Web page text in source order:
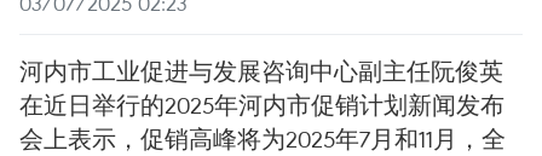
河内市工业促进与发展咨询中心副主任阮俊英
在近日举行的2025年河内市促销计划新闻发布
会上表示，促销高峰将为2025年7月和11月，全